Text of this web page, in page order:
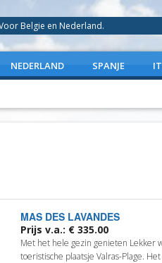
Belgie en Nederland.
NEDERLAND SPANJE
MAS DES LAVANDES
Prijs v.a.: € 335.00
Met het hele gezin genieten Lekker
toeristische plaatsje Valras-Plage.